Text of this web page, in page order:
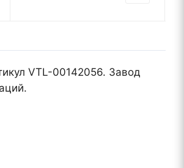
VTL-00142056. Завод